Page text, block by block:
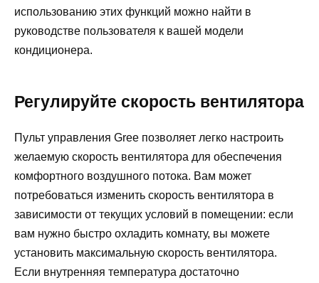
использованию этих функций можно найти в
руководстве пользователя к вашей модели
кондиционера.
Регулируйте скорость вентилятора
Пульт управления Gree позволяет легко настроить
желаемую скорость вентилятора для обеспечения
комфортного воздушного потока. Вам может
потребоваться изменить скорость вентилятора в
зависимости от текущих условий в помещении: если
вам нужно быстро охладить комнату, вы можете
установить максимальную скорость вентилятора.
Если внутренняя температура достаточно